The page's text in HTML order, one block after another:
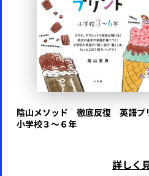
陰山メソッド 徹底反復 英語プ
小学校３～６年
詳しく